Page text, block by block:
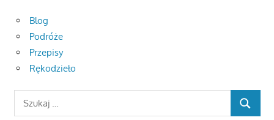
Blog
Podróże
Przepisy
Rękodzieło
Search
for:
SEARCH